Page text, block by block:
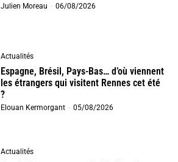
Julien Moreau - 06/08/2026
Actualités
Espagne, Brésil, Pays-Bas… d’où viennent
les étrangers qui visitent Rennes cet été
?
Elouan Kermorgant - 05/08/2026
Actualités